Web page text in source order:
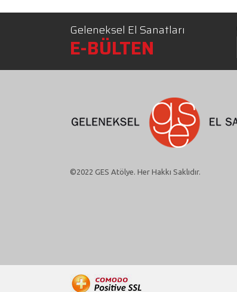
Geleneksel El Sanatları
E-BÜLTEN
©2022 GES Atölye. Her Hakkı Saklıdır.